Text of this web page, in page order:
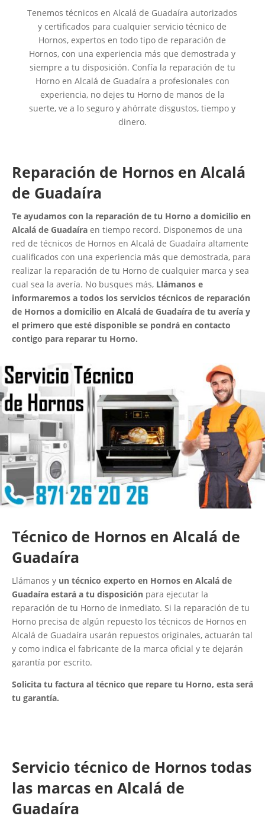
Tenemos técnicos en Alcalá de Guadaíra autorizados
y certificados para cualquier servicio técnico de
Hornos, expertos en todo tipo de reparación de
Hornos, con una experiencia más que demostrada y
siempre a tu disposición. Confía la reparación de tu
Horno en Alcalá de Guadaíra a profesionales con
experiencia, no dejes tu Horno de manos de la
suerte, ve a lo seguro y ahórrate disgustos, tiempo y
dinero.
Reparación de Hornos en Alcalá
de Guadaíra
Te ayudamos con la reparación de tu Horno a domicilio en
Alcalá de Guadaíra en tiempo record. Disponemos de una
red de técnicos de Hornos en Alcalá de Guadaíra altamente
cualificados con una experiencia más que demostrada, para
realizar la reparación de tu Horno de cualquier marca y sea
cual sea la avería. No busques más, Llámanos e
informaremos a todos los servicios técnicos de reparación
de Hornos a domicilio en Alcalá de Guadaíra de tu avería y
el primero que esté disponible se pondrá en contacto
contigo para reparar tu Horno.
Técnico de Hornos en Alcalá de
Guadaíra
Llámanos y un técnico experto en Hornos en Alcalá de
Guadaíra estará a tu disposición para ejecutar la
reparación de tu Horno de inmediato. Si la reparación de tu
Horno precisa de algún repuesto los técnicos de Hornos en
Alcalá de Guadaíra usarán repuestos originales, actuarán tal
y como indica el fabricante de la marca oficial y te dejarán
garantía por escrito.
Solicita tu factura al técnico que repare tu Horno, esta será
tu garantía.
Servicio técnico de Hornos todas
las marcas en Alcalá de
Guadaíra